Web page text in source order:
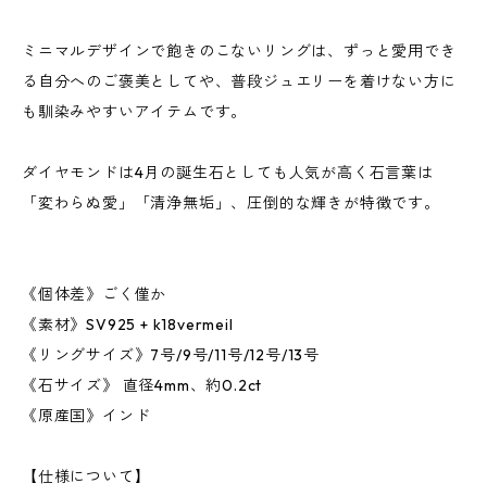
ミニマルデザインで飽きのこないリングは、ずっと愛用でき
る自分へのご褒美としてや、普段ジュエリーを着けない方に
も馴染みやすいアイテムです。
ダイヤモンドは4月の誕生石としても人気が高く石言葉は
「変わらぬ愛」「清浄無垢」、圧倒的な輝きが特徴です。
《個体差》ごく僅か
《素材》SV925 + k18vermeil
《リングサイズ》7号/9号/11号/12号/13号
《石サイズ》 直径4mm、約0.2ct
《原産国》インド
【仕様について】